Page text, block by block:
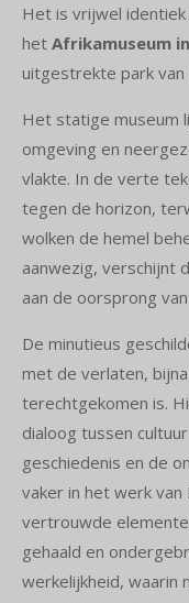
Het is vrijwel
het Afrikamuseum
uitgestrekte park
Het statige museum
omgeving en
vlakte. In de verte
tegen de horizon,
wolken de hemel
aanwezig, verschijnt
aan de oorsprong
De minutieus
met de verlaten,
terechtgekomen is.
dialoog tussen
geschiedenis en de
vaker in het werk
vertrouwde
gehaald en
werkelijkheid, waarin